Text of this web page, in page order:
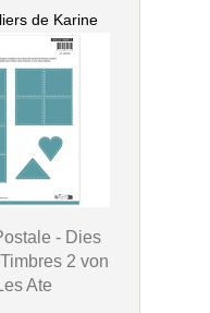
de Karine
- Dies
2 von
Ate